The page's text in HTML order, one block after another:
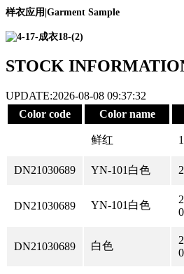
样衣应用|Garment Sample
STOCK
UPDATE:2026-08-08 09:37:32
Color code
Color name
鲜红 1
DN21030689 YN-101白色
DN21030689 YN-101白色
DN21030689 白色